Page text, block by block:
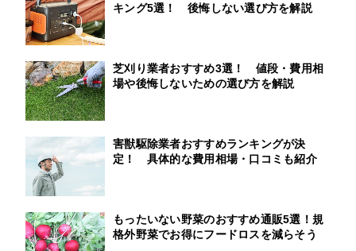
キング5選！ 後悔しない選び方を解説
芝刈り業者おすすめ3選！ 値段・費用相
場や後悔しないための選び方を解説
害獣駆除業者おすすめランキングが決
定！ 具体的な費用相場・口コミも紹介
もったいない野菜のおすすめ通販5選！規
格外野菜でお得にフードロスを減らそう